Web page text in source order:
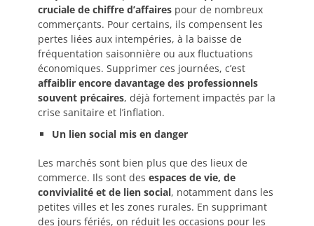
cruciale de chiffre d’affaires pour de nombreux
commerçants. Pour certains, ils compensent les
pertes liées aux intempéries, à la baisse de
fréquentation saisonnière ou aux fluctuations
économiques. Supprimer ces journées, c’est
affaiblir encore davantage des professionnels
souvent précaires, déjà fortement impactés par la
crise sanitaire et l’inflation.
Un lien social mis en danger
Les marchés sont bien plus que des lieux de
commerce. Ils sont des espaces de vie, de
convivialité et de lien social, notamment dans les
petites villes et les zones rurales. En supprimant
des jours fériés, on réduit les occasions pour les